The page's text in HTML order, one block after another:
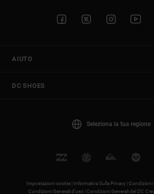
AIUTO
DC SHOES
Seleziona la tua regione
Impostazioni cookie | Informativa Sulla Privacy |Condizioni
Condizioni Generali d’uso |Condizioni Generali del DC